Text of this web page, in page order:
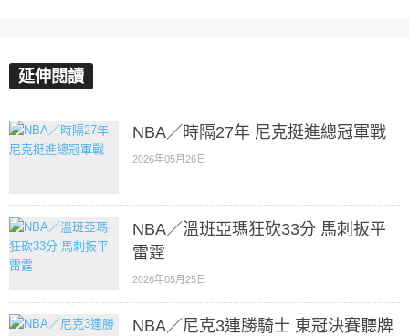
延伸閱讀
NBA／時隔27年 尼克挺進總冠軍戰
2026年05月26日
NBA／溫班亞瑪狂砍33分 馬刺扳平
雷霆
2026年05月25日
NBA／尼克3連勝騎士 東冠決賽聽牌